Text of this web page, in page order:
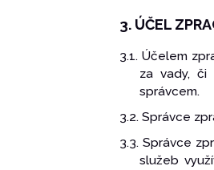
3. ÚČEL
3.1. Účelem
za vady, či
správcem.
3.2. Správce
3.3. Správce
služeb